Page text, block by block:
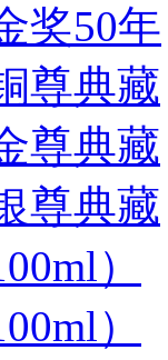
奖50年
尊典藏
尊典藏
尊典藏
）
）